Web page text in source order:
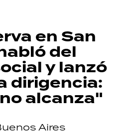
en San
del
y lanzó
dirigencia:
alcanza"
Aires